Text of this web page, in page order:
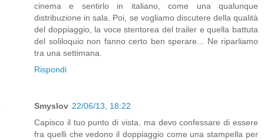
cinema e sentirlo in italiano, come una qualunque
distribuzione in sala. Poi, se vogliamo discutere della qualità
del doppiaggio, la voce stentorea del trailer e quella battuta
del soliloquio non fanno certo ben sperare... Ne riparliamo
tra una settimana.
Rispondi
Smyslov 22/06/13, 18:22
Capisco il tuo punto di vista, ma devo confessare di essere
fra quelli che vedono il doppiaggio come una stampella per